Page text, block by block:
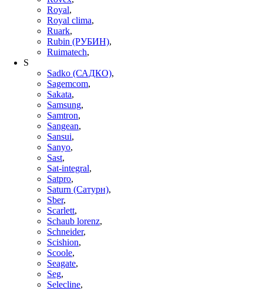
Royal,
Royal clima,
Ruark,
Rubin (РУБИН),
Ruimatech,
S
Sadko (САДКО),
Sagemcom,
Sakata,
Samsung,
Samtron,
Sangean,
Sansui,
Sanyo,
Sast,
Sat-integral,
Satpro,
Saturn (Сатурн),
Sber,
Scarlett,
Schaub lorenz,
Schneider,
Scishion,
Scoole,
Seagate,
Seg,
Selecline,